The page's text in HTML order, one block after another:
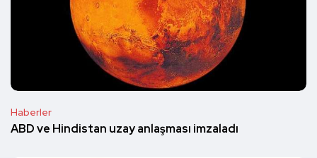
Haberler
ABD ve Hindistan uzay anlaşması imzaladı